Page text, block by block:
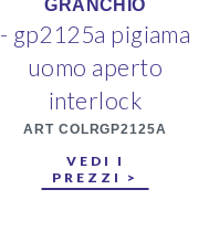
GRANCHIO
- gp2125a pigiama
uomo aperto
interlock
ART COLRGP2125A
VEDI I
PREZZI >